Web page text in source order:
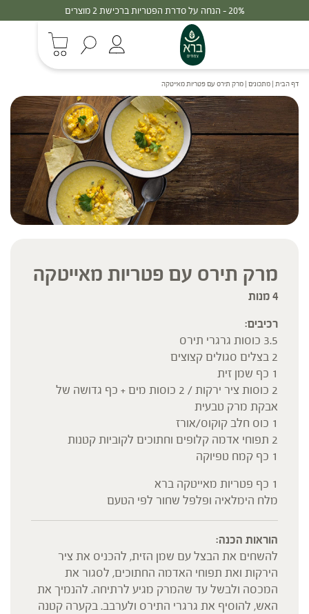
20% - הנחה על סדרת הפטריות ברכישת 2 מוצרים
דף הבית | מתכונים | מרק תירס עם פטריות מאייטקה
מרק תירס עם פטריות מאייטקה
4 מנות
רכיבים:
3.5 כוסות גרגרי תירס
2 בצלים סגולים קצוצים
1 כף שמן זית
2 כוסות ציר ירקות / 2 כוסות מים + כף גדושה של
אבקת מרק טבעית
1 כוס חלב קוקוס/אורז
2 תפוחי אדמה קלופים וחתוכים לקוביות קטנות
1 כף קמח טפיוקה
1 כף פטריות מאייטקה ברא
מלח הימלאיה ופלפל שחור לפי הטעם
הוראות הכנה:
להשחים את הבצל עם שמן הזית, להכניס את ציר
הירקות ואת תפוחי האדמה החתוכים, לסגור את
המכסה ולבשל עד שהמרק מגיע לרתיחה. להנמיך את
האש, להוסיף את גרגרי התירס ולערבב. בקערה קטנה